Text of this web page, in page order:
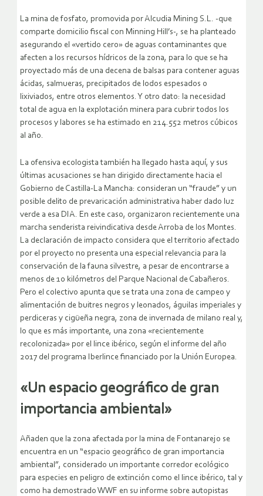
La mina de fosfato, promovida por Alcudia Mining S.L. -que
comparte domicilio fiscal con Minning Hill’s-, se ha planteado
asegurando el «vertido cero» de aguas contaminantes que
afecten a los recursos hídricos de la zona, para lo que se ha
proyectado más de una decena de balsas para contener aguas
ácidas, salmueras, precipitados de lodos espesados o
lixiviados, entre otros elementos. Y otro dato: la necesidad
total de agua en la explotación minera para cubrir todos los
procesos y labores se ha estimado en 214.552 metros cúbicos
al año.
La ofensiva ecologista también ha llegado hasta aquí, y sus
últimas acusaciones se han dirigido directamente hacia el
Gobierno de Castilla-La Mancha: consideran un “fraude” y un
posible delito de prevaricación administrativa haber dado luz
verde a esa DIA. En este caso, organizaron recientemente una
marcha senderista reivindicativa desde Arroba de los Montes.
La declaración de impacto considera que el territorio afectado
por el proyecto no presenta una especial relevancia para la
conservación de la fauna silvestre, a pesar de encontrarse a
menos de 10 kilómetros del Parque Nacional de Cabañeros.
Pero el colectivo apunta que se trata una zona de campeo y
alimentación de buitres negros y leonados, águilas imperiales y
perdiceras y cigüeña negra, zona de invernada de milano real y,
lo que es más importante, una zona «recientemente
recolonizada» por el lince ibérico, según el informe del año
2017 del programa Iberlince financiado por la Unión Europea.
«Un espacio geográfico de gran
importancia ambiental»
Añaden que la zona afectada por la mina de Fontanarejo se
encuentra en un “espacio geográfico de gran importancia
ambiental”, considerado un importante corredor ecológico
para especies en peligro de extinción como el lince ibérico, tal y
como ha demostrado WWF en su informe sobre autopistas